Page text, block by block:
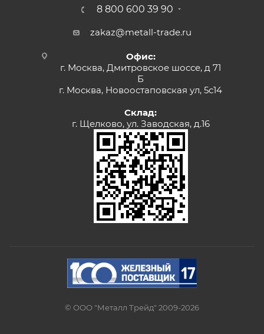
8 800 600 39 90
zakaz@metall-trade.ru
Офис:
г. Москва, Дмитровское шоссе, д 71
Б
г. Москва, Новоостаповская ул, 5с14
Склад:
г. Щелково, ул. Заводская, д.16
© ООО "Металл Трейд" 2009-2026